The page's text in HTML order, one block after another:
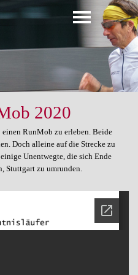
Menü überspringen
2020
RunMob zu erleben. Beide
Doch alleine auf die Strecke zu
Unentwegte, die sich Ende
Stuttgart zu umrunden.